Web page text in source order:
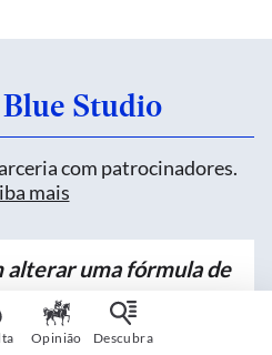
Studio
com patrocinadores.
mais
alterar uma fórmula de
Opinião Descubra